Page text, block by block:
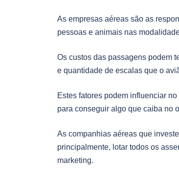
As empresas aéreas são as
pessoas e animais nas
Os custos das passagens podem
e quantidade de escalas que o
Estes fatores podem influenciar
para conseguir algo que caiba no
As companhias aéreas que
principalmente, lotar todos os
marketing.